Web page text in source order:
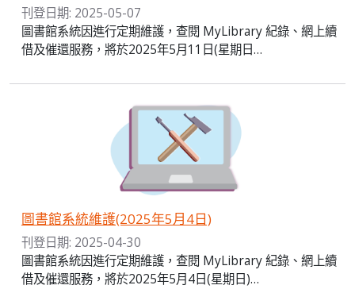
刊登日期: 2025-05-07
圖書館系統因進行定期維護，查閱 MyLibrary 紀錄、網上續
借及催還服務，將於2025年5月11日(星期日…
圖書館系統維護(2025年5月4日)
刊登日期: 2025-04-30
圖書館系統因進行定期維護，查閱 MyLibrary 紀錄、網上續
借及催還服務，將於2025年5月4日(星期日)…